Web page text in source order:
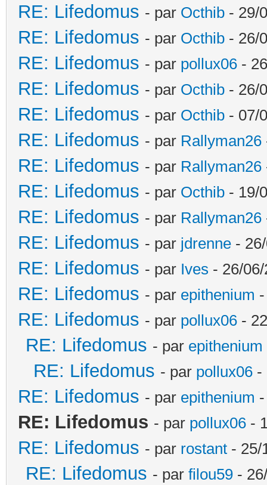
RE: Lifedomus - par Octhib - 29/
RE: Lifedomus - par Octhib - 26/
RE: Lifedomus - par pollux06 -
RE: Lifedomus - par Octhib - 26/
RE: Lifedomus - par Octhib - 07/
RE: Lifedomus - par Rallyman26
RE: Lifedomus - par Rallyman26
RE: Lifedomus - par Octhib - 19/
RE: Lifedomus - par Rallyman26
RE: Lifedomus - par jdrenne -
RE: Lifedomus - par Ives - 26/
RE: Lifedomus - par epithenium
RE: Lifedomus - par pollux06 -
RE: Lifedomus - par epithenium
RE: Lifedomus - par pollux06 -
RE: Lifedomus - par epithenium
RE: Lifedomus - par pollux06 -
RE: Lifedomus - par rostant - 25/
RE: Lifedomus - par filou59 -